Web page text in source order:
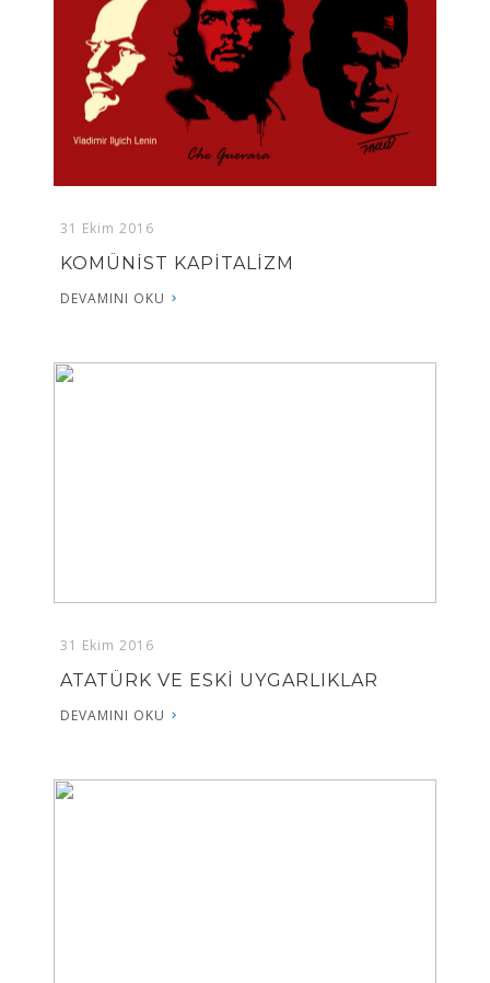
31 Ekim 2016
KOMÜNİST KAPİTALİZM
DEVAMINI OKU
31 Ekim 2016
ATATÜRK VE ESKİ UYGARLIKLAR
DEVAMINI OKU